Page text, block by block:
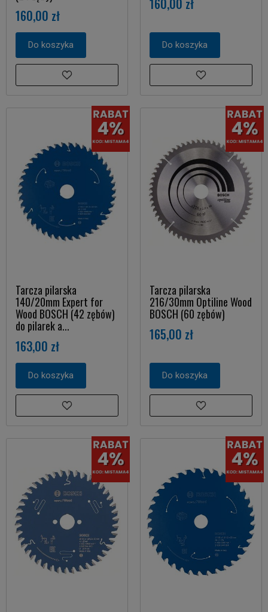
160,00 zł
Do koszyka
160,00 zł
Do koszyka
Tarcza pilarska
140/20mm Expert for
Wood BOSCH (42 zębów)
do pilarek a...
163,00 zł
Do koszyka
Tarcza pilarska
216/30mm Optiline Wood
BOSCH (60 zębów)
165,00 zł
Do koszyka